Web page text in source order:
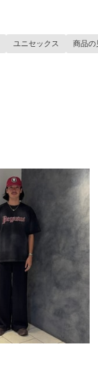
ユニセックス 商品の